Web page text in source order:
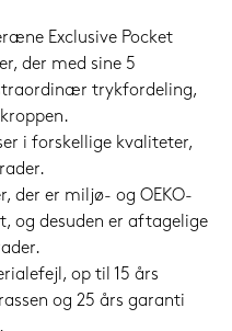
Exclusive Pocket
der med sine 5
trykfordeling,
i forskellige kvaliteter,
der er miljø- og OEKO-
og desuden er aftagelige
op til 15 års
og 25 års garanti